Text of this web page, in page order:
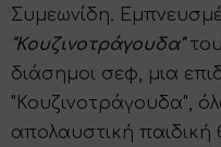
Συμεωνίδη.
"Κουζινοτράγουδα"του
διάσημοι σεφ, μια
"Κουζινοτράγουδα",
απολαυστική